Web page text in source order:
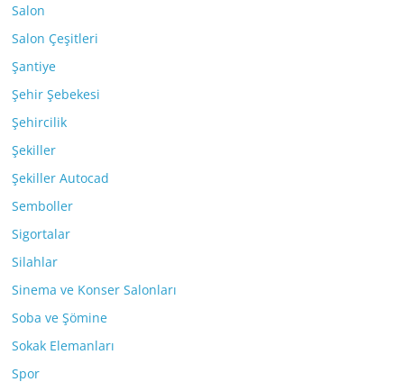
Salon
Salon Çeşitleri
Şantiye
Şehir Şebekesi
Şehircilik
Şekiller
Şekiller Autocad
Semboller
Sigortalar
Silahlar
Sinema ve Konser Salonları
Soba ve Şömine
Sokak Elemanları
Spor